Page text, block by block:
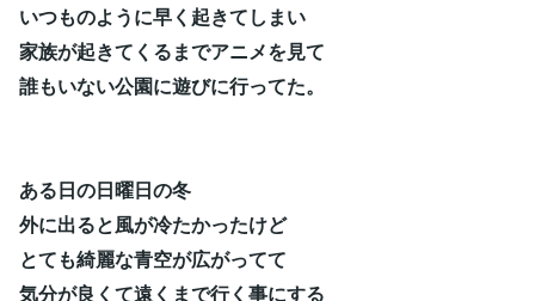
いつものように早く起きてしまい
家族が起きてくるまでアニメを見て
誰もいない公園に遊びに行ってた。
ある日の日曜日の冬
外に出ると風が冷たかったけど
とても綺麗な青空が広がってて
気分が良くて遠くまで行く事にする